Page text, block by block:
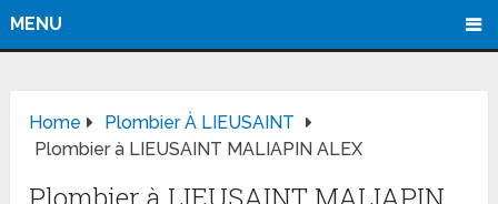
MENU
Home
Plombier À LIEUSAINT
Plombier à LIEUSAINT MALIAPIN ALEX